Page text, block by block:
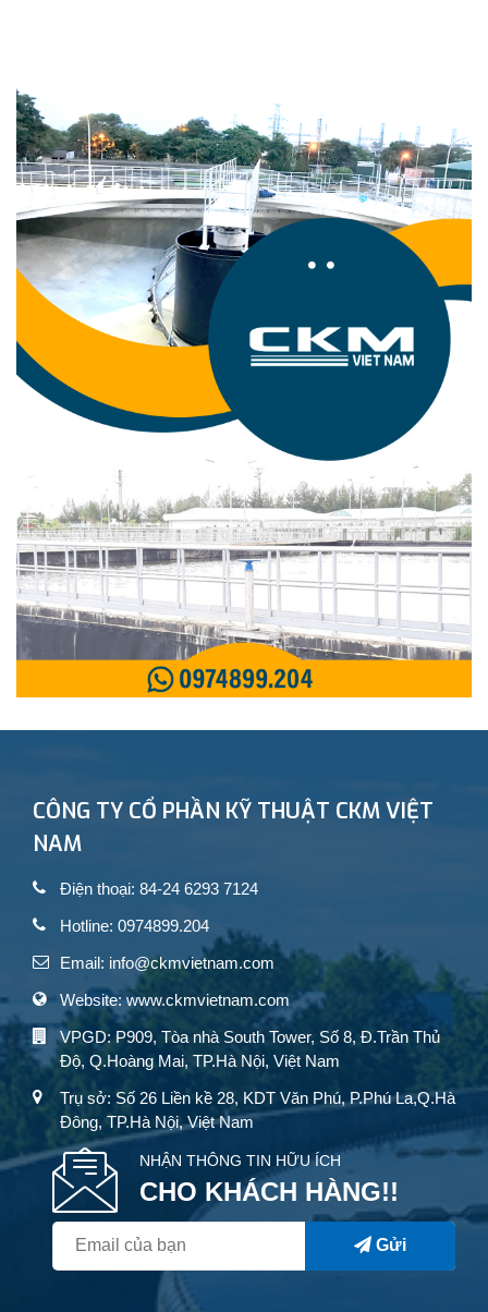
CÔNG TY CỔ PHẦN KỸ THUẬT CKM VIỆT
NAM
Điện thoại: 84-24 6293 7124
Hotline: 0974899.204
Email: info@ckmvietnam.com
Website: www.ckmvietnam.com
VPGD: P909, Tòa nhà South Tower, Số 8, Đ.Trần Thủ
Độ, Q.Hoàng Mai, TP.Hà Nội, Việt Nam
Trụ sở: Số 26 Liền kề 28, KDT Văn Phú, P.Phú La,Q.Hà
Đông, TP.Hà Nội, Việt Nam
NHẬN THÔNG TIN HỮU ÍCH
CHO KHÁCH HÀNG!!
Gửi